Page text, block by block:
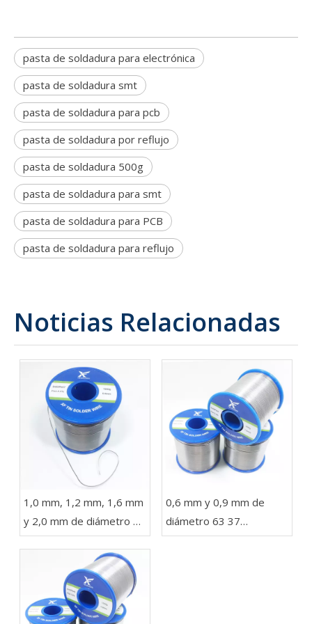
pasta de soldadura para electrónica
pasta de soldadura smt
pasta de soldadura para pcb
pasta de soldadura por reflujo
pasta de soldadura 500g
pasta de soldadura para smt
pasta de soldadura para PCB
pasta de soldadura para reflujo
Noticias Relacionadas
1,0 mm, 1,2 mm, 1,6 mm
y 2,0 mm de diámetro 63
37 Sn Pb Soldadura en un
carrete de 1 kg para
luces LED
0,6 mm y 0,9 mm de
diámetro 63 37
Soldadura de alambre